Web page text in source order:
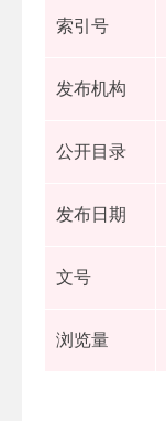
索引号
发布机构
公开目录
发布日期
文号
浏览量